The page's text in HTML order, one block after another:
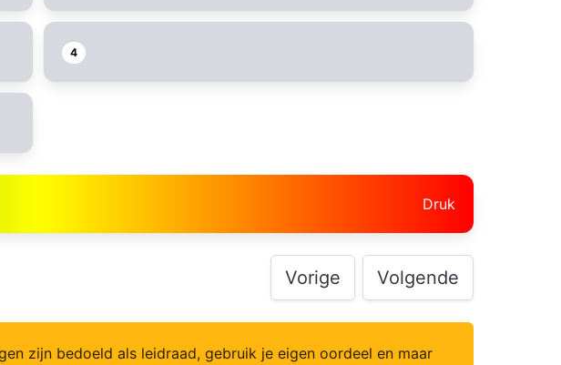
4
Druk
Vorige Volgende
zijn bedoeld als leidraad, gebruik je eigen oordeel en maar